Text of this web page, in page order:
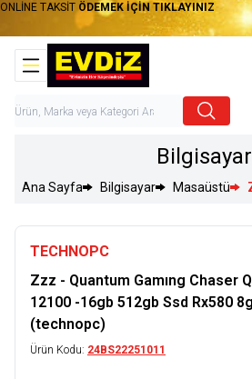
ONLİNE TAKSİT ÖDEMEK İÇİN TIKLAYINIZ
Bilgisayar
Ana Sayfa Bilgisayar Masaüstü
TECHNOPC
Zzz - Quantum Gamıng Chaser
12100 -16gb 512gb Ssd Rx580
(technopc)
Ürün Kodu: 24BS22251011